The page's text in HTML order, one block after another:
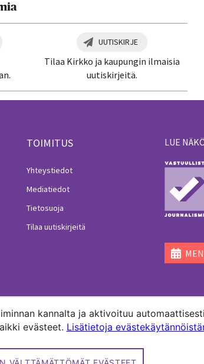
kannalta ja aktivoituu
evästeet. Lisätietoja
UUTISKIRJE
Tilaa Kirkko ja kaupungin ilmaisia
uutiskirjeitä.
TOIMITUS
Yhteystiedot
Mediatiedot
Tietosuoja
Tilaa uutiskirjeitä
LUE